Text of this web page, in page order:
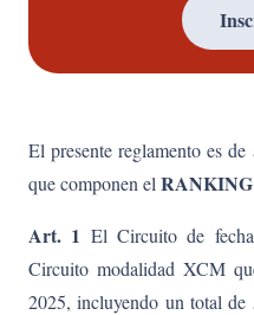
El presente reglamento es
que componen el
Art. 1 El Circuito de
Circuito modalidad XCM
2025, incluyendo un total de